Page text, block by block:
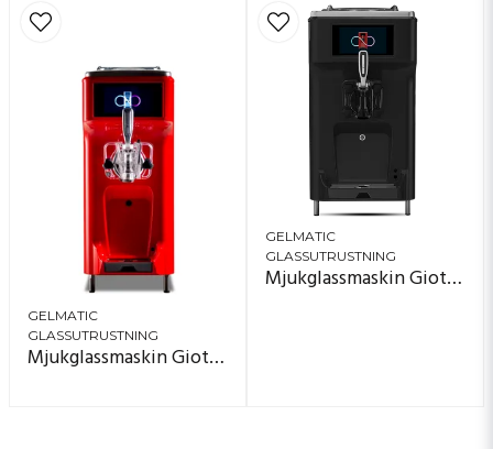
GELMATIC
GLASSUTRUSTNING
Mjukglassmaskin Giotto 11
GELMATIC
GLASSUTRUSTNING
Mjukglassmaskin Giotto 12